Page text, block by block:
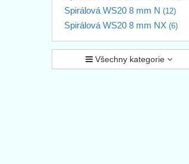
Spirálová WS20 8 mm N (12)
Spirálová WS20 8 mm NX (6)
Všechny kategorie